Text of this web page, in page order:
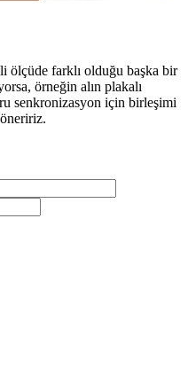
ölçüde farklı olduğu başka bir
örneğin alın plakalı
senkronizasyon için birleşimi